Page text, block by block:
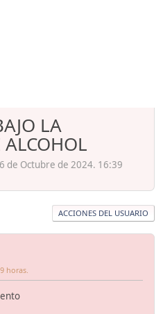
LA
de Octubre de 2024. 16:39
ACCIONES DEL USUARIO
horas.